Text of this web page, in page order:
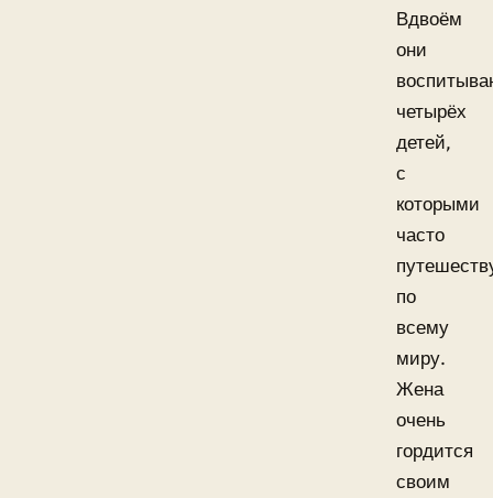
Вдвоём
они
четырёх
детей,
с
которыми
часто
по
всему
миру.
Жена
очень
гордится
своим